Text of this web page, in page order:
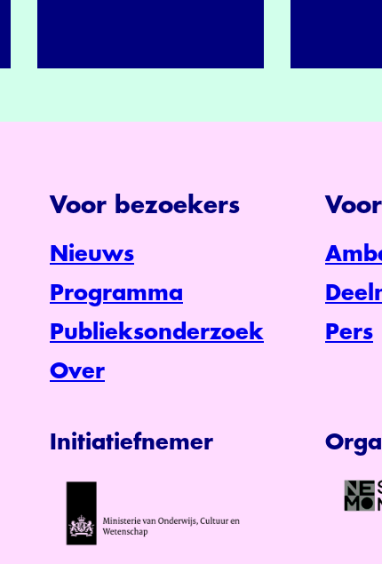
Voor bezoekers
Nieuws
Programma
Publieksonderzoek
Over
Pers
Initiatiefnemer